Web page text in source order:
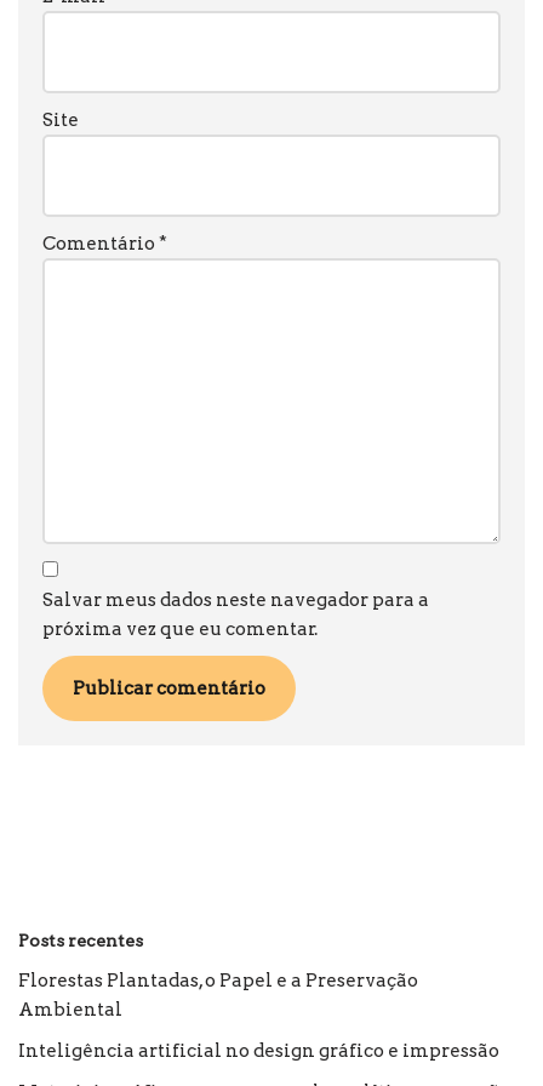
Site
Comentário *
Salvar meus dados neste navegador para a
próxima vez que eu comentar.
Posts recentes
Florestas Plantadas, o Papel e a Preservação
Ambiental
Inteligência artificial no design gráfico e impressão